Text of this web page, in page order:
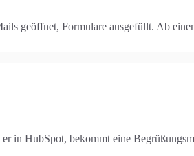
geöffnet, Formulare ausgefüllt. Ab
in HubSpot, bekommt eine